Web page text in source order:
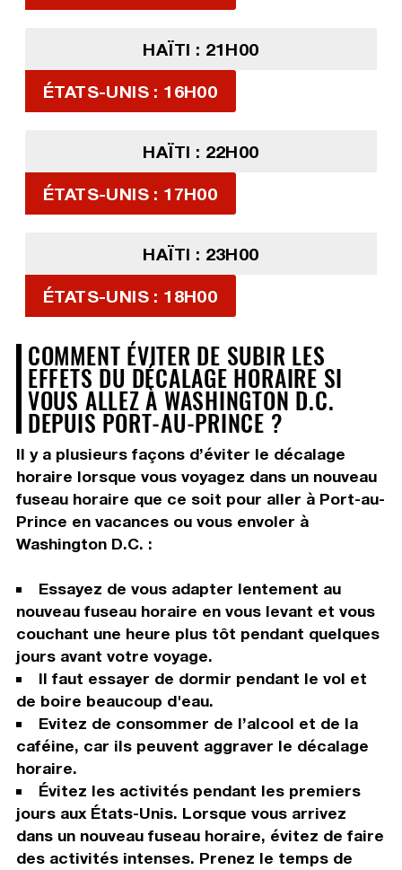
HAÏTI : 21H00
ÉTATS-UNIS : 16H00
HAÏTI : 22H00
ÉTATS-UNIS : 17H00
HAÏTI : 23H00
ÉTATS-UNIS : 18H00
COMMENT ÉVITER DE SUBIR LES
EFFETS DU DÉCALAGE HORAIRE SI
VOUS ALLEZ À WASHINGTON D.C.
DEPUIS PORT-AU-PRINCE ?
Il y a plusieurs façons d’éviter le décalage
horaire lorsque vous voyagez dans un nouveau
fuseau horaire que ce soit pour aller à Port-au-
Prince en vacances ou vous envoler à
Washington D.C. :
Essayez de vous adapter lentement au
nouveau fuseau horaire en vous levant et vous
couchant une heure plus tôt pendant quelques
jours avant votre voyage.
Il faut essayer de dormir pendant le vol et
de boire beaucoup d'eau.
Evitez de consommer de l’alcool et de la
caféine, car ils peuvent aggraver le décalage
horaire.
Évitez les activités pendant les premiers
jours aux États-Unis. Lorsque vous arrivez
dans un nouveau fuseau horaire, évitez de faire
des activités intenses. Prenez le temps de